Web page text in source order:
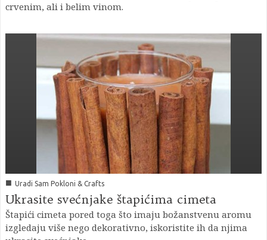
crvenim, ali i belim vinom.
■ Uradi Sam Pokloni & Crafts
Ukrasite svećnjake štapićima cimeta
Štapići cimeta pored toga što imaju božanstvenu aromu
izgledaju više nego dekorativno, iskoristite ih da njima